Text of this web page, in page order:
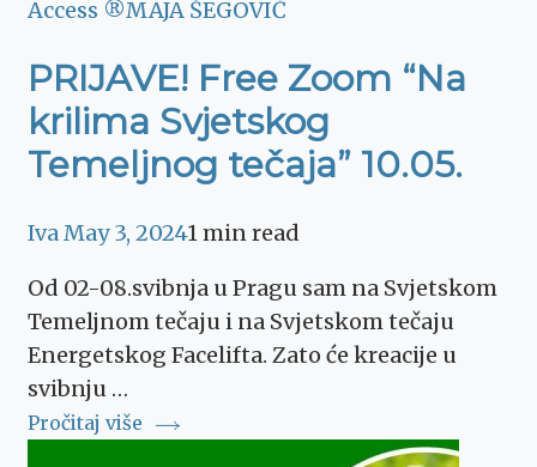
Access ®MAJA ŠEGOVIĆ
PRIJAVE! Free Zoom “Na
krilima Svjetskog
Temeljnog tečaja” 10.05.
IvaMay 3, 20241 min read
Od 02-08.svibnja u Pragu sam na Svjetskom
Temeljnom tečaju i na Svjetskom tečaju
Energetskog Facelifta. Zato će kreacije u
svibnju …
Pročitaj više